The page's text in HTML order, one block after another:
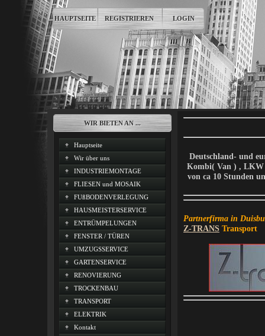
HAUPTSEITE REGISTRIEREN LOGIN
WIR BIETEN AN ...
Hauptseite
Wir über uns
INDUSTRIEMONTAGE
FLIESEN und MOSAIK
FUßBODENVERLEGUNG
HAUSMEISTERSERVICE
ENTRÜMPELUNGEN
FENSTER / TÜREN
UMZUGSSERVICE
GARTENSERVICE
RENOVIERUNG
TROCKENBAU
TRANSPORT
ELEKTRIK
Kontakt
Deutschland- und
Kombi( Van ) , LKW
von ca 10 Stunden
Partnerfirma in
Z-TRANS Transport